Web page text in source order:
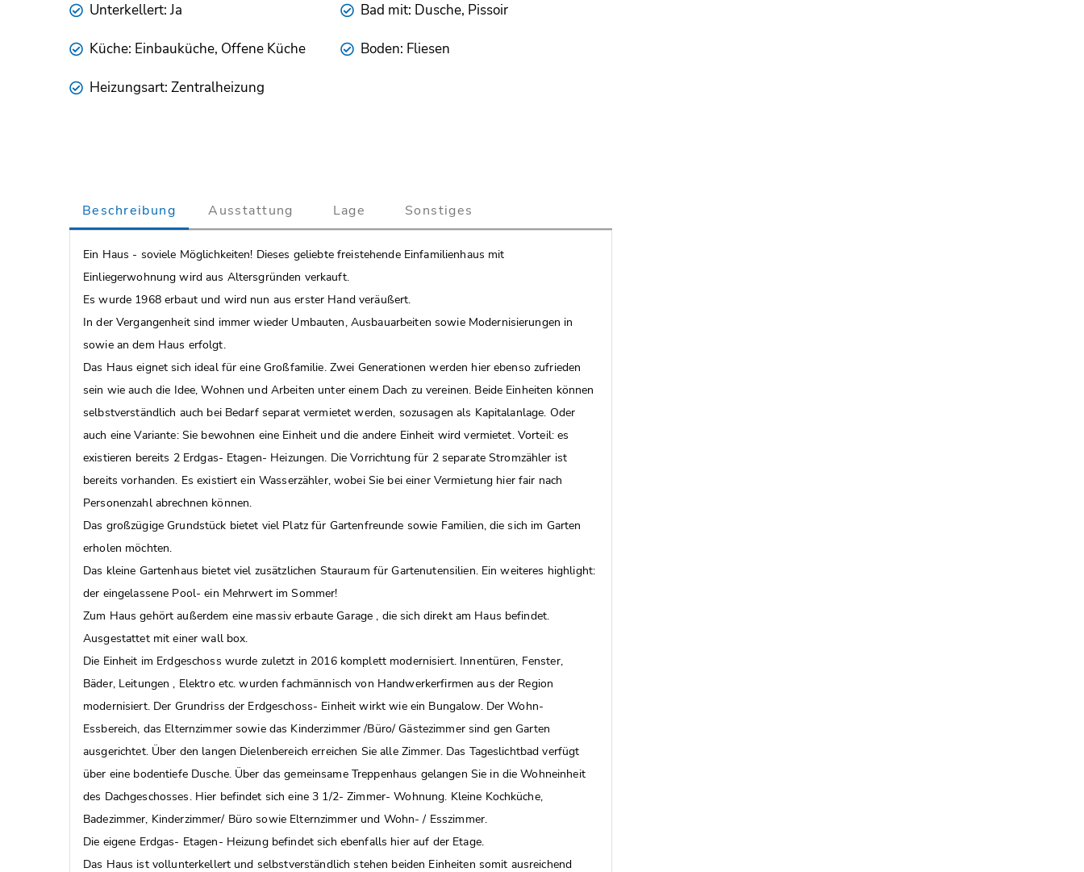
Unterkellert: Ja Bad mit: Dusche, Pissoir
Küche: Einbauküche, Offene Küche Boden: Fliesen
Heizungsart: Zentralheizung
Beschreibung Ausstattung Lage Sonstiges
Ein Haus - soviele Möglichkeiten! Dieses geliebte freistehende Einfamilienhaus mit
Einliegerwohnung wird aus Altersgründen verkauft.
Es wurde 1968 erbaut und wird nun aus erster Hand veräußert.
In der Vergangenheit sind immer wieder Umbauten, Ausbauarbeiten sowie Modernisierungen in
sowie an dem Haus erfolgt.
Das Haus eignet sich ideal für eine Großfamilie. Zwei Generationen werden hier ebenso zufrieden
sein wie auch die Idee, Wohnen und Arbeiten unter einem Dach zu vereinen. Beide Einheiten können
selbstverständlich auch bei Bedarf separat vermietet werden, sozusagen als Kapitalanlage. Oder
auch eine Variante: Sie bewohnen eine Einheit und die andere Einheit wird vermietet. Vorteil: es
existieren bereits 2 Erdgas- Etagen- Heizungen. Die Vorrichtung für 2 separate Stromzähler ist
bereits vorhanden. Es existiert ein Wasserzähler, wobei Sie bei einer Vermietung hier fair nach
Personenzahl abrechnen können.
Das großzügige Grundstück bietet viel Platz für Gartenfreunde sowie Familien, die sich im Garten
erholen möchten.
Das kleine Gartenhaus bietet viel zusätzlichen Stauraum für Gartenutensilien. Ein weiteres highlight:
der eingelassene Pool- ein Mehrwert im Sommer!
Zum Haus gehört außerdem eine massiv erbaute Garage , die sich direkt am Haus befindet.
Ausgestattet mit einer wall box.
Die Einheit im Erdgeschoss wurde zuletzt in 2016 komplett modernisiert. Innentüren, Fenster,
Bäder, Leitungen , Elektro etc. wurden fachmännisch von Handwerkerfirmen aus der Region
modernisiert. Der Grundriss der Erdgeschoss- Einheit wirkt wie ein Bungalow. Der Wohn-
Essbereich, das Elternzimmer sowie das Kinderzimmer /Büro/ Gästezimmer sind gen Garten
ausgerichtet. Über den langen Dielenbereich erreichen Sie alle Zimmer. Das Tageslichtbad verfügt
über eine bodentiefe Dusche. Über das gemeinsame Treppenhaus gelangen Sie in die Wohneinheit
des Dachgeschosses. Hier befindet sich eine 3 1/2- Zimmer- Wohnung. Kleine Kochküche,
Badezimmer, Kinderzimmer/ Büro sowie Elternzimmer und Wohn- / Esszimmer.
Die eigene Erdgas- Etagen- Heizung befindet sich ebenfalls hier auf der Etage.
Das Haus ist vollunterkellert und selbstverständlich stehen beiden Einheiten somit ausreichend